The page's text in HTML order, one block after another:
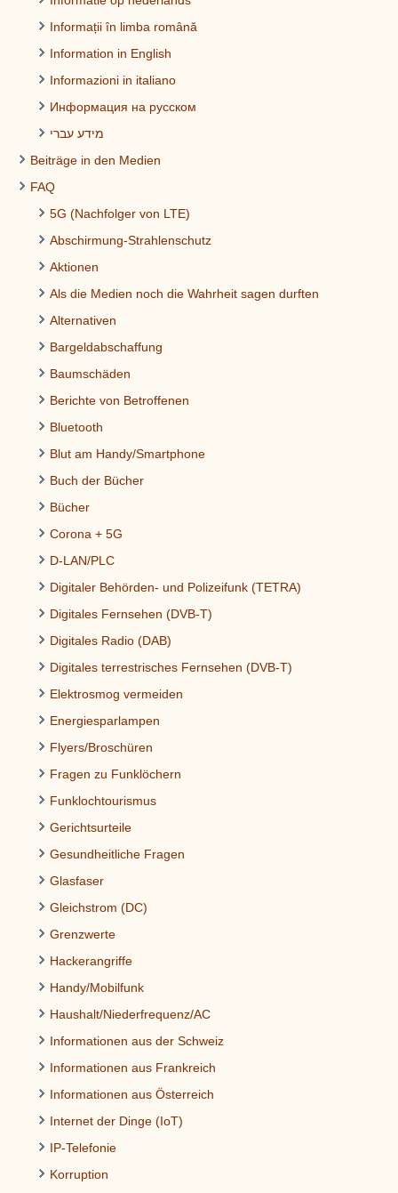
Informații în limba română
Information in English
Informazioni in italiano
Информация на русском
מידע עברי
Beiträge in den Medien
FAQ
5G (Nachfolger von LTE)
Abschirmung-Strahlenschutz
Aktionen
Als die Medien noch die Wahrheit sagen durften
Alternativen
Bargeldabschaffung
Baumschäden
Berichte von Betroffenen
Bluetooth
Blut am Handy/Smartphone
Buch der Bücher
Bücher
Corona + 5G
D-LAN/PLC
Digitaler Behörden- und Polizeifunk (TETRA)
Digitales Fernsehen (DVB-T)
Digitales Radio (DAB)
Digitales terrestrisches Fernsehen (DVB-T)
Elektrosmog vermeiden
Energiesparlampen
Flyers/Broschüren
Fragen zu Funklöchern
Funklochtourismus
Gerichtsurteile
Gesundheitliche Fragen
Glasfaser
Gleichstrom (DC)
Grenzwerte
Hackerangriffe
Handy/Mobilfunk
Haushalt/Niederfrequenz/AC
Informationen aus der Schweiz
Informationen aus Frankreich
Informationen aus Österreich
Internet der Dinge (IoT)
IP-Telefonie
Korruption